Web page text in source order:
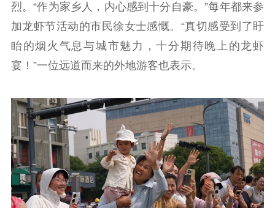
公共服务
新时代公民素养
新闻出版
作品著作权
文化产业
统计分析
数字出版
审读服务
新闻发布工作备
案管理系统
电影
服务
理论宣讲
共建共享平台
政工继续教育学
习平台
责任编辑注册
业务申报系统
烈。“作为家乡人，内心感到十分自豪。”每年都来参
加龙虾节活动的市民徐女士感慨。“真切感受到了盱
眙的烟火气息与城市魅力，十分期待晚上的龙虾
宴！”一位远道而来的外地游客也表示。